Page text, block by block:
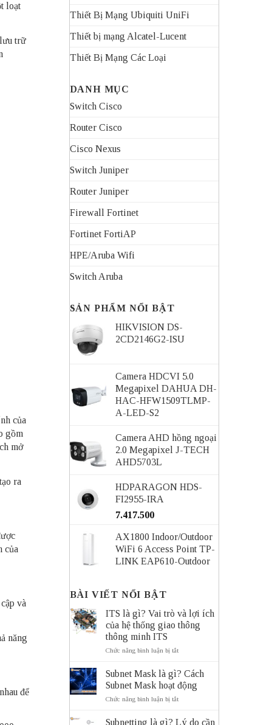
loạt
trữ
của
gồm
mở
ra
của
và
năng
để
Thiết Bị Mạng Ubiquiti UniFi
Thiết bị mạng Alcatel-Lucent
Thiết Bị Mạng Các Loại
DANH MỤC
Switch Cisco
Router Cisco
Cisco Nexus
Switch Juniper
Router Juniper
Firewall Fortinet
Fortinet FortiAP
HPE/Aruba Wifi
Switch Aruba
SẢN PHẨM NỔI BẬT
HIKVISION DS-
2CD2146G2-ISU
Camera HDCVI 5.0
Megapixel DAHUA DH-
HAC-HFW1509TLMP-
A-LED-S2
Camera AHD hồng ngoại
2.0 Megapixel J-TECH
AHD5703L
HDPARAGON HDS-
FI2955-IRA
7.417.500
AX1800 Indoor/Outdoor
WiFi 6 Access Point TP-
LINK EAP610-Outdoor
BÀI VIẾT NỔI BẬT
ITS là gì? Vai trò và lợi ích
của hệ thống giao thông
thông minh ITS
Chức năng bình luận bị tắtở
gì?
Vai
ích
Subnet Mask là gì? Cách
Subnet Mask hoạt động
Chức năng bình luận bị tắtở
Subnetting là gì? Lý do cần